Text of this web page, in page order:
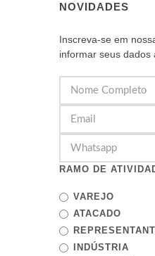
NOVIDADES
Inscreva-se em
informar seus dados
RAMO DE
VAREJO
ATACADO
INDÚSTRIA